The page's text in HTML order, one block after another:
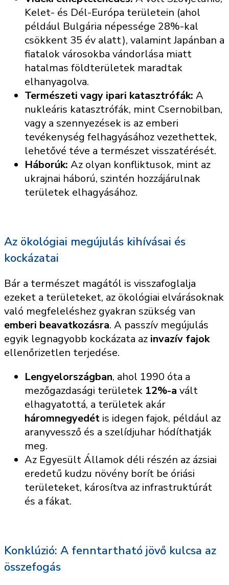
Kelet- és Dél-Európa területein (ahol
például Bulgária népessége 28%-kal
csökkent 35 év alatt), valamint Japánban a
fiatalok városokba vándorlása miatt
hatalmas földterületek maradtak
elhanyagolva.
Természeti vagy ipari katasztrófák: A
nukleáris katasztrófák, mint Csernobilban,
vagy a szennyezések is az emberi
tevékenység felhagyásához vezethettek,
lehetővé téve a természet visszatérését.
Háborúk: Az olyan konfliktusok, mint az
ukrajnai háború, szintén hozzájárulnak
területek elhagyásához.
Az ökológiai megújulás kihívásai és
kockázatai
Bár a természet magától is visszafoglalja
ezeket a területeket, az ökológiai elvárásoknak
való megfeleléshez gyakran szükség van
emberi beavatkozásra. A passzív megújulás
egyik legnagyobb kockázata az invazív fajok
ellenőrizetlen terjedése.
Lengyelországban, ahol 1990 óta a
mezőgazdasági területek 12%-a vált
elhagyatottá, a területek akár
háromnegyedét is idegen fajok, például az
aranyvessző és a szelídjuhar hódíthatják
meg.
Az Egyesült Államok déli részén az ázsiai
eredetű kudzu növény borít be óriási
területeket, károsítva az infrastruktúrát
és a fákat.
Konklúzió: A fenntartható jövő kulcsa az
összefogás